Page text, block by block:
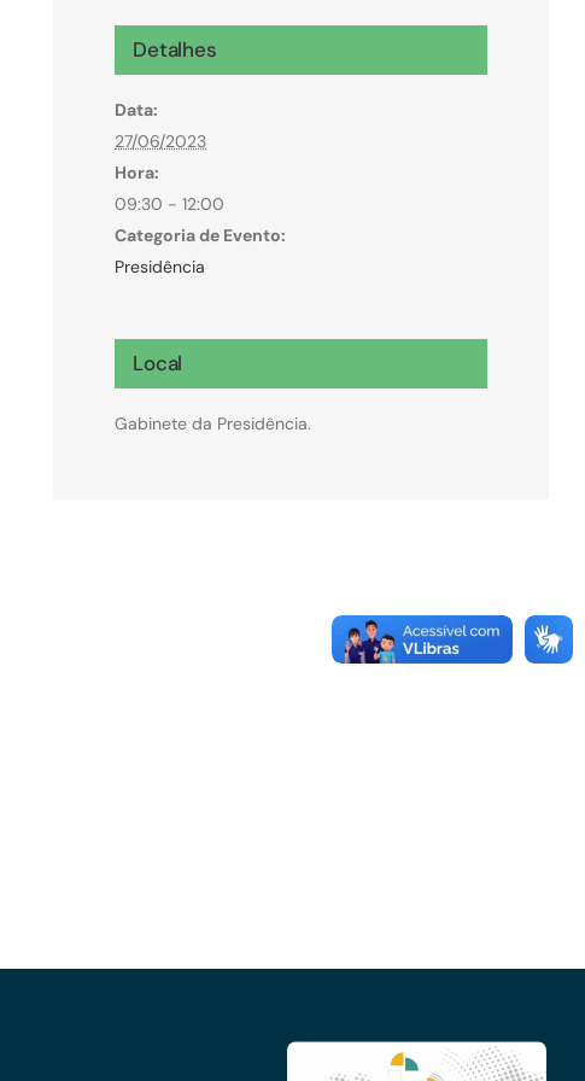
Microcrédito
Para MEI, microempresas e pessoas físicas
(feirantes e transportes)
Detalhes
Data:
27/06/2023
Hora:
09:30 - 12:00
Categoria de Evento:
Presidência
Local
Gabinete da Presidência.